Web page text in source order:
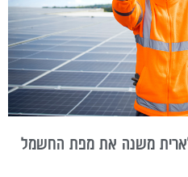
משנה את מפת החשמל